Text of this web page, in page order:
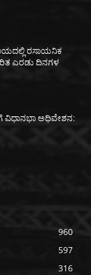
ರಸಾಯನಿಕ
ಎರಡು ದಿನಗಳ
ವಿಧಾನಭಾ ಅಧಿವೇಶನ:
960
597
316